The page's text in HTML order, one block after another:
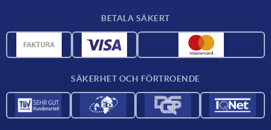
CAD-data
BETALA SÄKERT
SÄKERHET OCH FÖRTROENDE